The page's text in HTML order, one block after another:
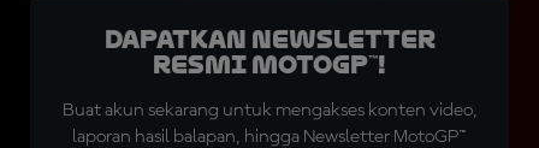
Dapatkan Newsletter
Resmi MotoGP™!
Buat akun sekarang untuk mengakses konten video,
laporan hasil balapan, hingga Newsletter MotoGP™